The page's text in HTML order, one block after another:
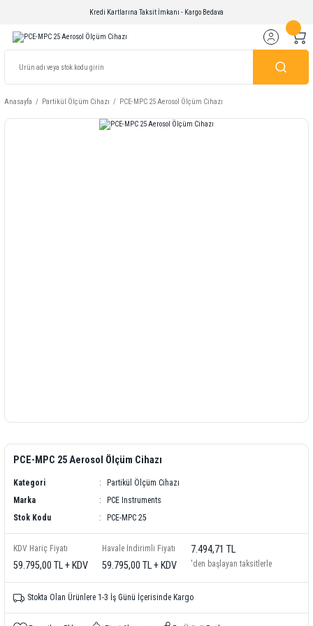
Kredi Kartlarına Taksit İmkanı - Kargo Bedava
Anasayfa Partikül Ölçüm Cihazı PCE-MPC 25 Aerosol Ölçüm Cihazı
PCE-MPC 25 Aerosol Ölçüm Cihazı
Kategori
Partikül Ölçüm Cihazı
Marka
PCE Instruments
Stok Kodu
PCE-MPC 25
KDV Hariç Fiyatı
59.795,00 TL + KDV
Havale İndirimli Fiyatı
59.795,00 TL + KDV
7.494,71 TL
'den başlayan taksitlerle
Stokta Olan Ürünlere 1-3 İş Günü İçerisinde Kargo